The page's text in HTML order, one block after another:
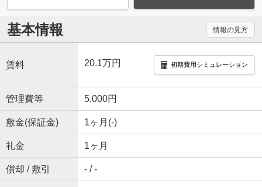
基本情報 情報の見方
賃料 20.1万円 初期費用シミュレーション
管理費等 5,000円
敷金(保証金) 1ヶ月(-)
礼金 1ヶ月
償却 / 敷引 - / -